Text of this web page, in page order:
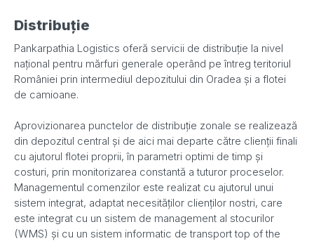
Distribuție
Pankarpathia Logistics oferă servicii de distribuție la nivel
național pentru mărfuri generale operând pe întreg teritoriul
României prin intermediul depozitului din Oradea și a flotei
de camioane.
Aprovizionarea punctelor de distribuție zonale se realizează
din depozitul central și de aici mai departe către clienții finali
cu ajutorul flotei proprii, în parametri optimi de timp și
costuri, prin monitorizarea constantă a tuturor proceselor.
Managementul comenzilor este realizat cu ajutorul unui
sistem integrat, adaptat necesităților clienților nostri, care
este integrat cu un sistem de management al stocurilor
(WMS) și cu un sistem informatic de transport top of the